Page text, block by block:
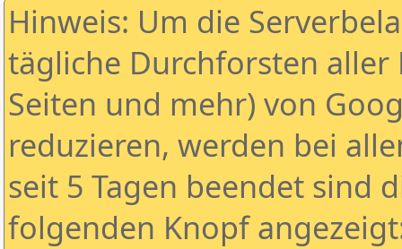
Hinweis: Um die
tägliche Durchforsten aller
Seiten und mehr) von
reduzieren, werden bei
seit 5 Tagen beendet sind
folgenden Knopf